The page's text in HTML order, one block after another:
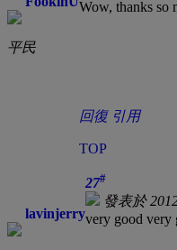
平民
Wow, thanks so
回復 引用
TOP
lavinjerry
27#
發表於
very good very